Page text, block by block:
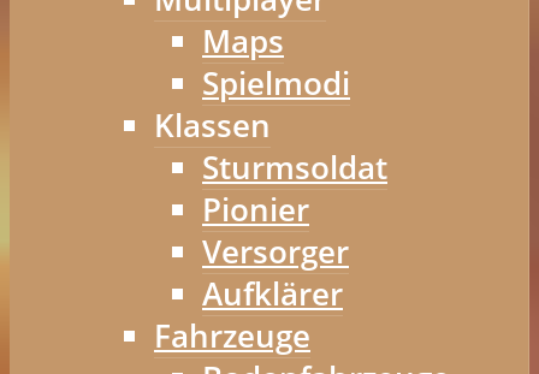
Maps
Spielmodi
Klassen
Sturmsoldat
Pionier
Versorger
Aufklärer
Fahrzeuge